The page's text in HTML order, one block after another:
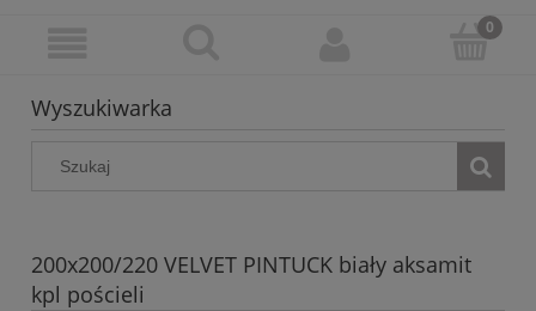
Wyszukiwarka
200x200/220 VELVET PINTUCK biały aksamit
kpl pościeli